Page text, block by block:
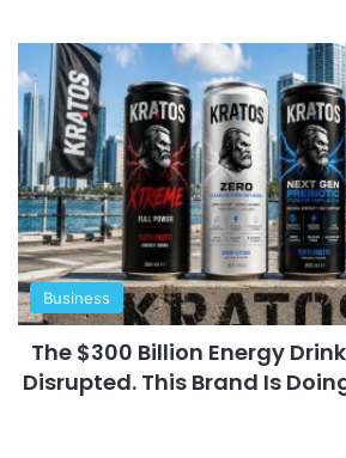
Business
The $300 Billion Energy
Disrupted. This Brand Is